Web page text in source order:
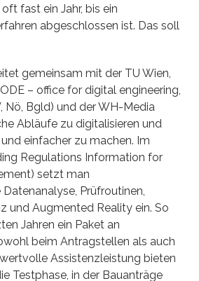
fast ein Jahr, bis ein
abgeschlossen ist. Das soll
gemeinsam mit der TU Wien,
– office for digital engineering,
Nö, Bgld) und der WH-Media
Abläufe zu digitalisieren und
einfacher zu machen. Im
Regulations Information for
setzt man
Prüfroutinen,
und Augmented Reality ein. So
Jahren ein Paket an
beim Antragstellen als auch
Assistenzleistung bieten
Testphase, in der Bauanträge